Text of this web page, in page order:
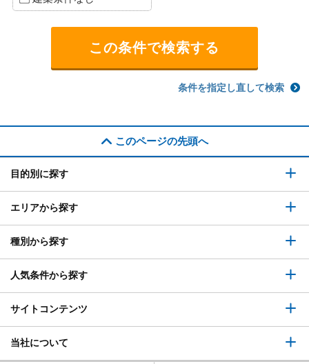
条件を指定し直して検索
このページの先頭へ
目的別に探す
エリアから探す
種別から探す
人気条件から探す
サイトコンテンツ
当社について